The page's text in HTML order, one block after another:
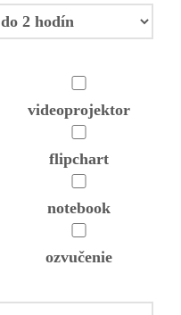
videoprojektor
flipchart
notebook
ozvučenie